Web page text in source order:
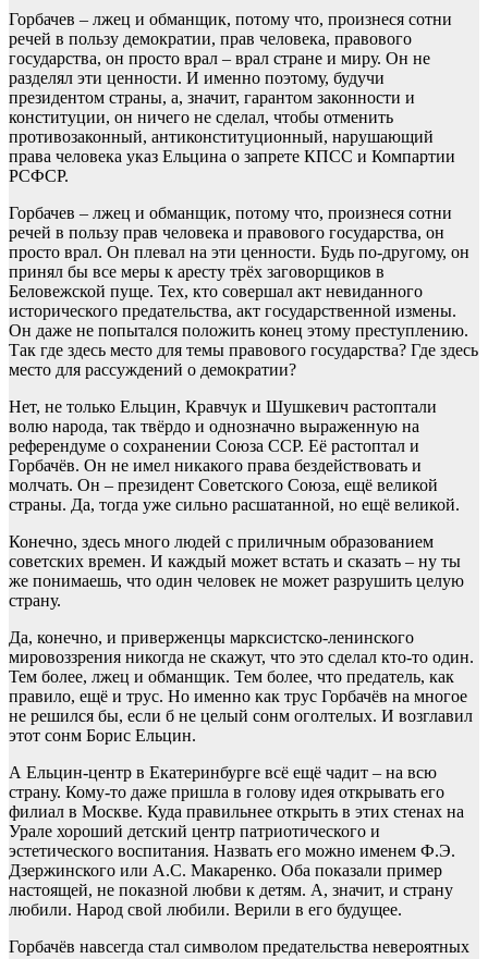
Горбачев – лжец и обманщик, потому что, произнеся сотни
речей в пользу демократии, прав человека, правового
государства, он просто врал – врал стране и миру. Он не
разделял эти ценности. И именно поэтому, будучи
президентом страны, а, значит, гарантом законности и
конституции, он ничего не сделал, чтобы отменить
противозаконный, антиконституционный, нарушающий
права человека указ Ельцина о запрете КПСС и Компартии
РСФСР.
Горбачев – лжец и обманщик, потому что, произнеся сотни
речей в пользу прав человека и правового государства, он
просто врал. Он плевал на эти ценности. Будь по-другому, он
принял бы все меры к аресту трёх заговорщиков в
Беловежской пуще. Тех, кто совершал акт невиданного
исторического предательства, акт государственной измены.
Он даже не попытался положить конец этому преступлению.
Так где здесь место для темы правового государства? Где здесь
место для рассуждений о демократии?
Нет, не только Ельцин, Кравчук и Шушкевич растоптали
волю народа, так твёрдо и однозначно выраженную на
референдуме о сохранении Союза ССР. Её растоптал и
Горбачёв. Он не имел никакого права бездействовать и
молчать. Он – президент Советского Союза, ещё великой
страны. Да, тогда уже сильно расшатанной, но ещё великой.
Конечно, здесь много людей с приличным образованием
советских времен. И каждый может встать и сказать – ну ты
же понимаешь, что один человек не может разрушить целую
страну.
Да, конечно, и приверженцы марксистско-ленинского
мировоззрения никогда не скажут, что это сделал кто-то один.
Тем более, лжец и обманщик. Тем более, что предатель, как
правило, ещё и трус. Но именно как трус Горбачёв на многое
не решился бы, если б не целый сонм оголтелых. И возглавил
этот сонм Борис Ельцин.
А Ельцин-центр в Екатеринбурге всё ещё чадит – на всю
страну. Кому-то даже пришла в голову идея открывать его
филиал в Москве. Куда правильнее открыть в этих стенах на
Урале хороший детский центр патриотического и
эстетического воспитания. Назвать его можно именем Ф.Э.
Дзержинского или А.С. Макаренко. Оба показали пример
настоящей, не показной любви к детям. А, значит, и страну
любили. Народ свой любили. Верили в его будущее.
Горбачёв навсегда стал символом предательства невероятных